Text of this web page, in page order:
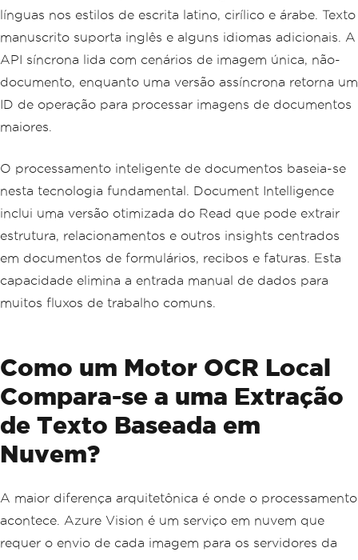
línguas nos estilos de escrita latino, cirílico e árabe. Texto
manuscrito suporta inglês e alguns idiomas adicionais. A
API síncrona lida com cenários de imagem única, não-
documento, enquanto uma versão assíncrona retorna um
ID de operação para processar imagens de documentos
maiores.
O processamento inteligente de documentos baseia-se
nesta tecnologia fundamental. Document Intelligence
inclui uma versão otimizada do Read que pode extrair
estrutura, relacionamentos e outros insights centrados
em documentos de formulários, recibos e faturas. Esta
capacidade elimina a entrada manual de dados para
muitos fluxos de trabalho comuns.
Como um Motor OCR Local
Compara-se a uma Extração
de Texto Baseada em
Nuvem?
A maior diferença arquitetônica é onde o processamento
acontece. Azure Vision é um serviço em nuvem que
requer o envio de cada imagem para os servidores da